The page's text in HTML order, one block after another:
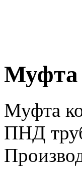
Муфта
Муфта
ПНД